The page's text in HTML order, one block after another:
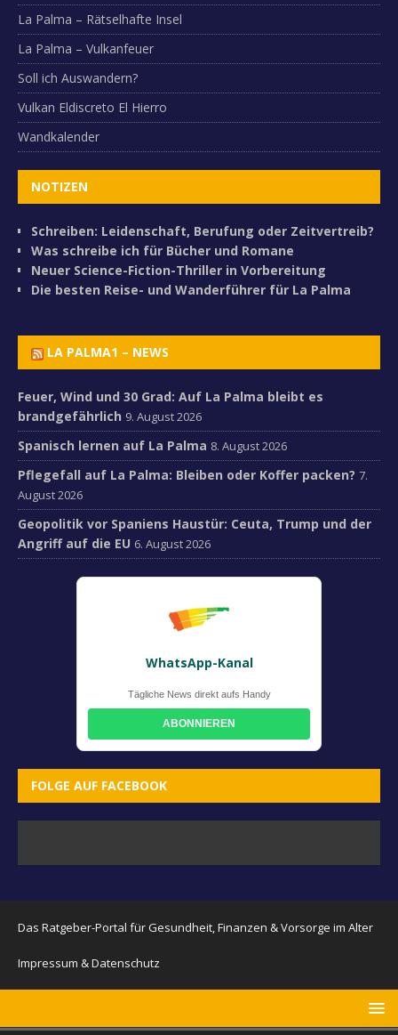
La Palma – Rätselhafte Insel
La Palma – Vulkanfeuer
Soll ich Auswandern?
Vulkan Eldiscreto El Hierro
Wandkalender
NOTIZEN
Schreiben: Leidenschaft, Berufung oder Zeitvertreib?
Was schreibe ich für Bücher und Romane
Neuer Science-Fiction-Thriller in Vorbereitung
Die besten Reise- und Wanderführer für La Palma
LA PALMA1 – NEWS
Feuer, Wind und 30 Grad: Auf La Palma bleibt es
brandgefährlich 9. August 2026
Spanisch lernen auf La Palma 8. August 2026
Pflegefall auf La Palma: Bleiben oder Koffer packen? 7.
August 2026
Geopolitik vor Spaniens Haustür: Ceuta, Trump und der
Angriff auf die EU 6. August 2026
WhatsApp-Kanal
Tägliche News direkt aufs Handy
ABONNIEREN
FOLGE AUF FACEBOOK
Das Ratgeber-Portal für Gesundheit, Finanzen & Vorsorge im Alter
Impressum & Datenschutz